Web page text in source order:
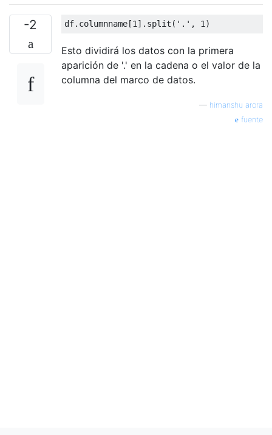
-2 df. columnname[1 ]. split ( '.' , 1 )
Esto dividirá los datos con la primera
aparición de '.' en la cadena o el valor de la
columna del marco de datos.
himanshu arora
fuente